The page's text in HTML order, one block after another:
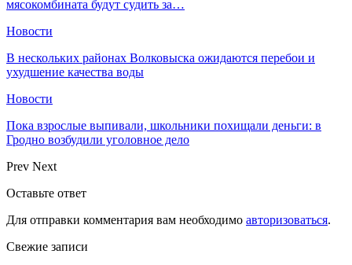
мясокомбината будут судить за…
Новости
В нескольких районах Волковыска ожидаются перебои и
ухудшение качества воды
Новости
Пока взрослые выпивали, школьники похищали деньги: в
Гродно возбудили уголовное дело
Prev Next
Оставьте ответ
Для отправки комментария вам необходимо авторизоваться.
Свежие записи